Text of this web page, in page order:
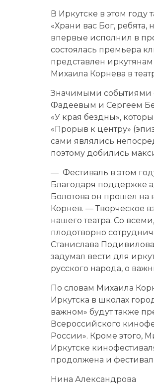
В Иркутске в этом году
«Храни вас Бог,
впервые исполнил в
состоялась премьера
представлен
Михаила Корнева в
Значимыми событиями
Фадеевым и Сергеем
«У края бездны»,
«Прорыв к центру»
сами являлись
поэтому добились
— Фестиваль в этом
Благодаря поддержке
Болотова он прошел на
Корнев. — Творческое
нашего театра. Со
плодотворно
Станислава
задумал вести для
русского народа, о
По словам Михаила
Иркутска в школах
важном» будут также
Всероссийского
России». Кроме этого,
Иркутске
продолжена и
Нина Александрова